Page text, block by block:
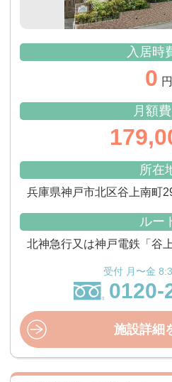
入居時
0 円
月額
所在
兵庫県神戸市北区谷上南町
ルー
北神急行又は神戸電鉄「谷
受付 月〜金
0120-
施設詳細